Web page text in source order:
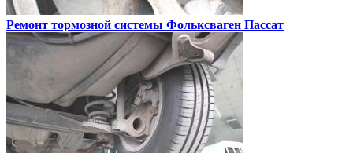
Ремонт тормозной системы Фольксваген Пассат